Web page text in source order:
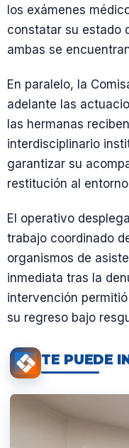
los exámenes
constatar su estado
ambas se
En paralelo, la
adelante las
las hermanas
interdisciplinario
garantizar su
restitución al
El operativo
trabajo coordinado
organismos de
inmediata tras la
intervención
su regreso bajo
TE PUEDE